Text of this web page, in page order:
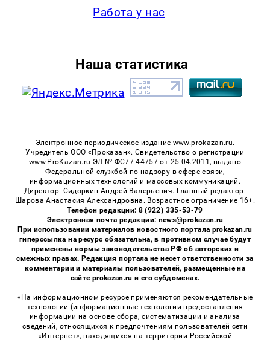
Работа у нас
Наша статистика
Электронное периодическое издание www.prokazan.ru.
Учредитель ООО «Проказан». Cвидетельство о регистрации
www.ProKazan.ru ЭЛ № ФС77-44757 от 25.04.2011, выдано
Федеральной службой по надзору в сфере связи,
информационных технологий и массовых коммуникаций.
Директор: Сидоркин Андрей Валерьевич. Главный редактор:
Шарова Анастасия Александровна. Возрастное ограничение 16+.
Телефон редакции: 8 (922) 335-53-79
Электронная почта редакции: news@prokazan.ru
При использовании материалов новостного портала prokazan.ru
гиперссылка на ресурс обязательна, в противном случае будут
применены нормы законодательства РФ об авторских и
смежных правах. Редакция портала не несет ответственности за
комментарии и материалы пользователей, размещенные на
сайте prokazan.ru и его субдоменах.
«На информационном ресурсе применяются рекомендательные
технологии (информационные технологии предоставления
информации на основе сбора, систематизации и анализа
сведений, относящихся к предпочтениям пользователей сети
«Интернет», находящихся на территории Российской